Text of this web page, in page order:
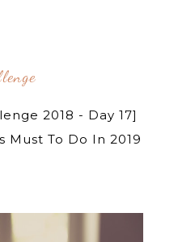
2018 - Day 17]
Must To Do In 2019